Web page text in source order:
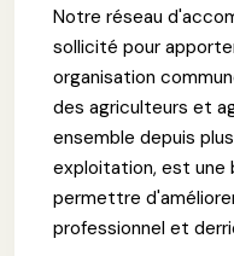
Notre réseau
sollicité pour
organisation
des agriculteurs et
ensemble depuis
exploitation, est une
permettre
professionnel et